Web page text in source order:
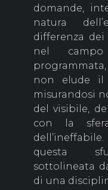
domande,
natura
differenza
nel
non elude il
misurandosi
del visibile,
con la
questa
sottolineata
di una